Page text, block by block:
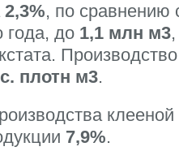
2,3%, по сравнению
года, до 1,1 млн м3
плотн м3.
7,9%.